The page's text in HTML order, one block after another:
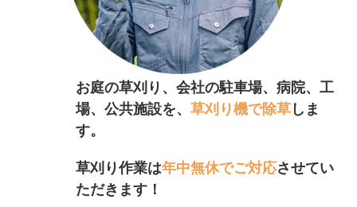
お庭の草刈り、会社の駐車場、病院、工
場、公共施設を、草刈り機で除草 しま
す。
草刈り作業は年中無休でご対応させてい
ただきます！